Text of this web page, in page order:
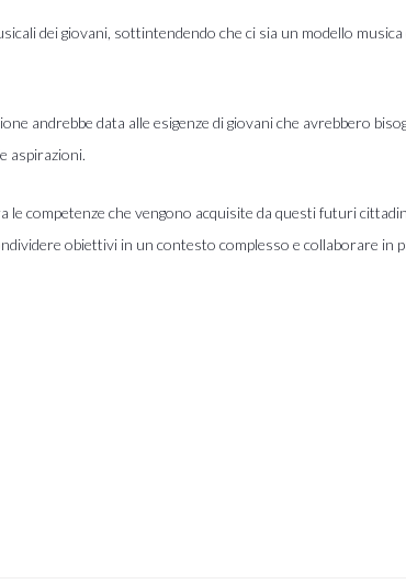
dei giovani, sottintendendo che ci sia un modello
andrebbe data alle esigenze di giovani che avrebbero
aspirazioni.
le competenze che vengono acquisite da questi futuri
obiettivi in un contesto complesso e collaborare in